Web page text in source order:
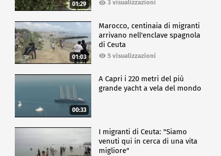
01:29 3 visualizzazioni
01:03
Marocco, centinaia di migranti
arrivano nell'enclave spagnola
di Ceuta
5 visualizzazioni
00:33
A Capri i 220 metri del più
grande yacht a vela del mondo
I migranti di Ceuta: "Siamo
venuti qui in cerca di una vita
migliore"